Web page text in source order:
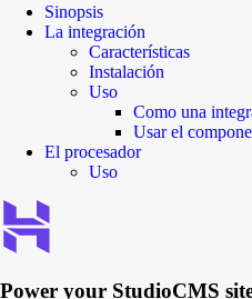
Sinopsis
La integración
Características
Instalación
Uso
Como una
Usar el
El procesador
Uso
Power your StudioCMS